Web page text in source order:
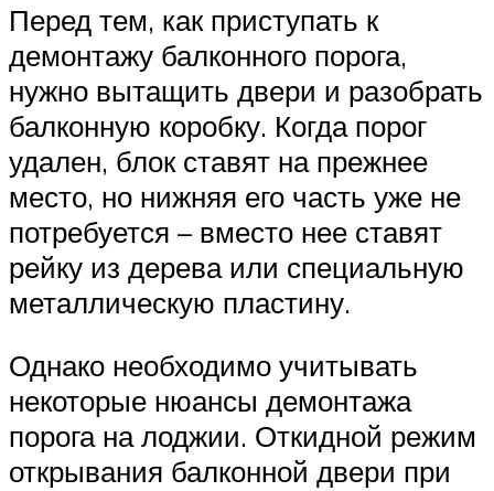
Перед тем, как приступать к
демонтажу балконного порога,
нужно вытащить двери и разобрать
балконную коробку. Когда порог
удален, блок ставят на прежнее
место, но нижняя его часть уже не
потребуется – вместо нее ставят
рейку из дерева или специальную
металлическую пластину.
Однако необходимо учитывать
некоторые нюансы демонтажа
порога на лоджии. Откидной режим
открывания балконной двери при